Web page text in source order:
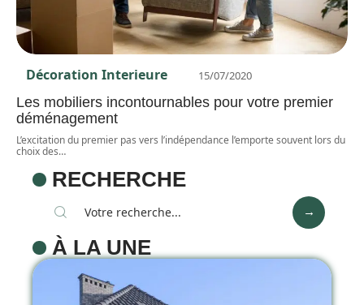
Décoration Interieure 15/07/2020
Les mobiliers incontournables pour votre premier
déménagement
L’excitation du premier pas vers l’indépendance l’emporte souvent lors du
choix des…
RECHERCHE
À LA UNE